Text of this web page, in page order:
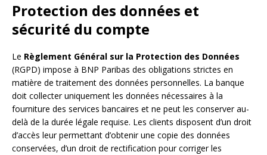
Protection des données et
sécurité du compte
Le Règlement Général sur la Protection des Données
(RGPD) impose à BNP Paribas des obligations strictes en
matière de traitement des données personnelles. La banque
doit collecter uniquement les données nécessaires à la
fourniture des services bancaires et ne peut les conserver au-
delà de la durée légale requise. Les clients disposent d’un droit
d’accès leur permettant d’obtenir une copie des données
conservées, d’un droit de rectification pour corriger les